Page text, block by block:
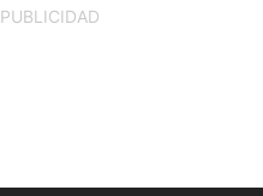
PUBLICIDAD